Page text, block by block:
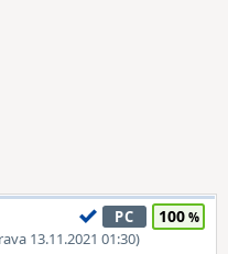
13.11.2021 01:30)
PC 100